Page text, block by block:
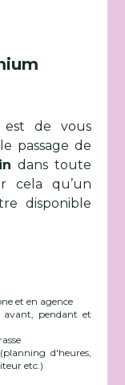
est de vous
passage de
dans toute
cela qu’un
disponible
et en agence
avant, pendant et
d'heures,
etc.)